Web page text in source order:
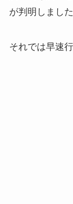
が判明しまし
それでは早速